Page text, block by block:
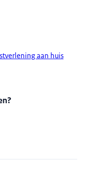
aan huis